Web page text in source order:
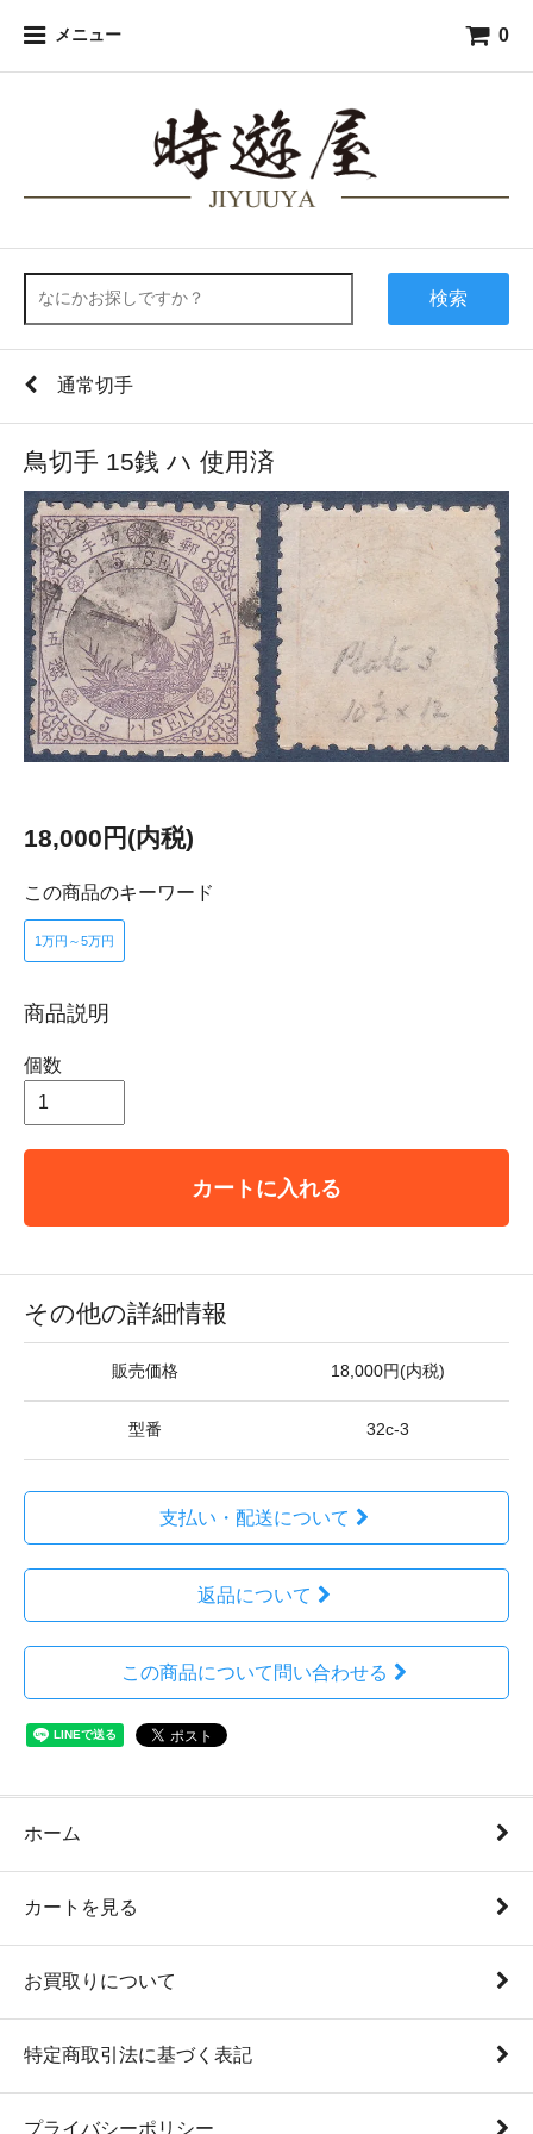
メニュー 0
検索
通常切手
鳥切手 15銭 ハ 使用済
18,000円(内税)
この商品のキーワード
1万円～5万円
商品説明
個数
カートに入れる
その他の詳細情報
販売価格 18,000円(内税)
型番 32c-3
支払い・配送について
返品について
この商品について問い合わせる
ホーム
カートを見る
お買取りについて
特定商取引法に基づく表記
プライバシーポリシー